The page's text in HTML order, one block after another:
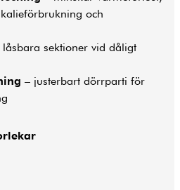
och
låsbara sektioner vid dåligt
– justerbart dörrparti för